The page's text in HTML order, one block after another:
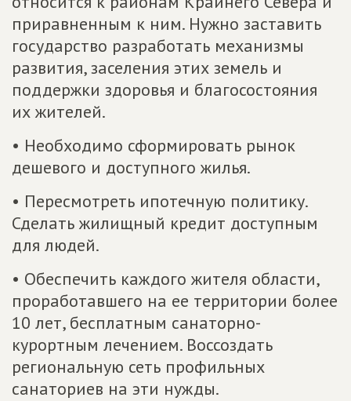
приравненным к ним. Нужно заставить
государство разработать механизмы
развития, заселения этих земель и
поддержки здоровья и благосостояния
их жителей.
• Необходимо сформировать рынок
дешевого и доступного жилья.
• Пересмотреть ипотечную политику.
Сделать жилищный кредит доступным
для людей.
• Обеспечить каждого жителя области,
проработавшего на ее территории более
10 лет, бесплатным санаторно-
курортным лечением. Воссоздать
региональную сеть профильных
санаториев на эти нужды.